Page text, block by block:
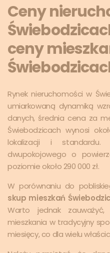
Ceny
ceny
Rynek nieruchomości w
umiarkowaną dynamiką
danych, średnia cena za
Świebodzicach wynosi
lokalizacji i standardu.
dwupokojowego o
poziomie około 290 000 zł.
W porównaniu do
skup mieszkań
Warto jednak
mieszkania w tradycyjny
miesięcy, co dla wielu